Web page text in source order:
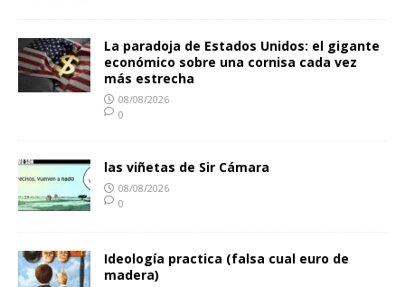
La paradoja de Estados Unidos: el gigante
económico sobre una cornisa cada vez
más estrecha
08/08/2026
0
las viñetas de Sir Cámara
08/08/2026
0
Ideología practica (falsa cual euro de
madera)